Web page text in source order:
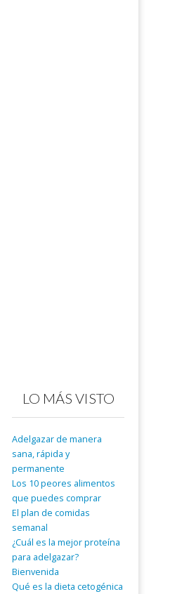
LO MÁS VISTO
Adelgazar de manera
sana, rápida y
permanente
Los 10 peores alimentos
que puedes comprar
El plan de comidas
semanal
¿Cuál es la mejor proteína
para adelgazar?
Bienvenida
Qué es la dieta cetogénica